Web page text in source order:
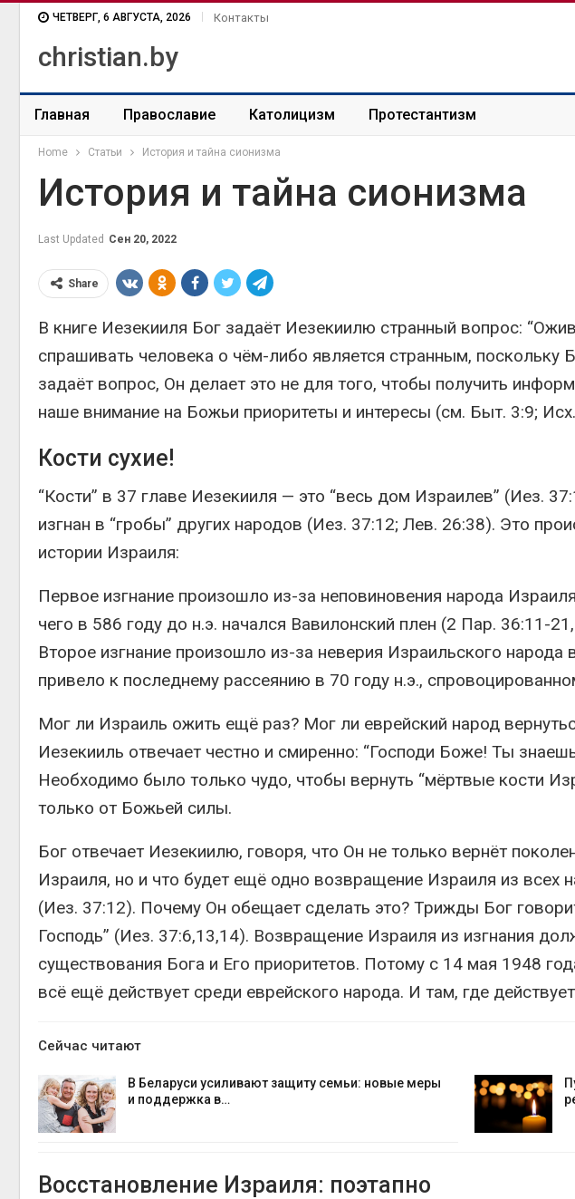
ЧЕТВЕРГ, 6 АВГУСТА, 2026 Контакты
christian.by
Главная Православие Католицизм Протестантизм
Home Статьи История и тайна сионизма
История и тайна сионизма
Last Updated Сен 20, 2022
Share
В книге Иезекииля Бог задаёт Иезекиилю странный вопрос:
спрашивать человека о чём-либо является странным, поскольку
задаёт вопрос, Он делает это не для того, чтобы получить
наше внимание на Божьи приоритеты и интересы (см. Быт. 3:9;
Кости сухие!
“Кости” в 37 главе Иезекииля — это “весь дом Израилев” (Иез.
изгнан в “гробы” других народов (Иез. 37:12; Лев. 26:38). Это
истории Израиля:
Первое изгнание произошло из-за неповиновения народа
чего в 586 году до н.э. начался Вавилонский плен (2 Пар. 36:11-
Второе изгнание произошло из-за неверия Израильского
привело к последнему рассеянию в 70 году н.э.,
Мог ли Израиль ожить ещё раз? Мог ли еврейский народ
Иезекииль отвечает честно и смиренно: “Господи Боже! Ты
Необходимо было только чудо, чтобы вернуть “мёртвые кости
только от Божьей силы.
Бог отвечает Иезекиилю, говоря, что Он не только вернёт
Израиля, но и что будет ещё одно возвращение Израиля из всех
(Иез. 37:12). Почему Он обещает сделать это? Трижды Бог
Господь” (Иез. 37:6,13,14). Возвращение Израиля из изгнания
существования Бога и Его приоритетов. Потому с 14 мая 1948
всё ещё действует среди еврейского народа. И там, где
Сейчас читают
В Беларуси усиливают защиту семьи: новые меры
и поддержка в…
Восстановление Израиля: поэтапно